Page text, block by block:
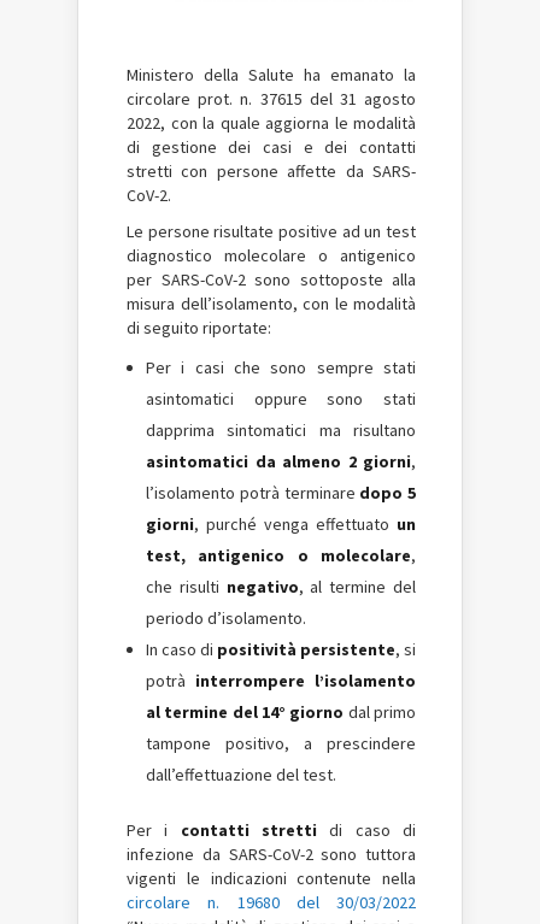
Ministero della Salute ha emanato la
circolare prot. n. 37615 del 31 agosto
2022, con la quale aggiorna le modalità
di gestione dei casi e dei contatti
stretti con persone affette da SARS-
CoV-2.
Le persone risultate positive ad un test
diagnostico molecolare o antigenico
per SARS-CoV-2 sono sottoposte alla
misura dell’isolamento, con le modalità
di seguito riportate:
Per i casi che sono sempre stati
asintomatici oppure sono stati
dapprima sintomatici ma risultano
asintomatici da almeno 2 giorni,
l’isolamento potrà terminare dopo 5
giorni, purché venga effettuato un
test, antigenico o molecolare,
che risulti negativo, al termine del
periodo d’isolamento.
In caso di positività persistente, si
potrà interrompere l’isolamento
al termine del 14° giorno dal primo
tampone positivo, a prescindere
dall’effettuazione del test.
Per i contatti stretti di caso di
infezione da SARS-CoV-2 sono tuttora
vigenti le indicazioni contenute nella
circolare n. 19680 del 30/03/2022